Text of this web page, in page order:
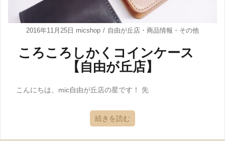
2016年11月25日 micshop 自由が丘店 ・ 商品情報 ・ その他
ころころしかくコインケース
【自由が丘店】
こんにちは、mic自由が丘店の星です！ 先
続きを読む